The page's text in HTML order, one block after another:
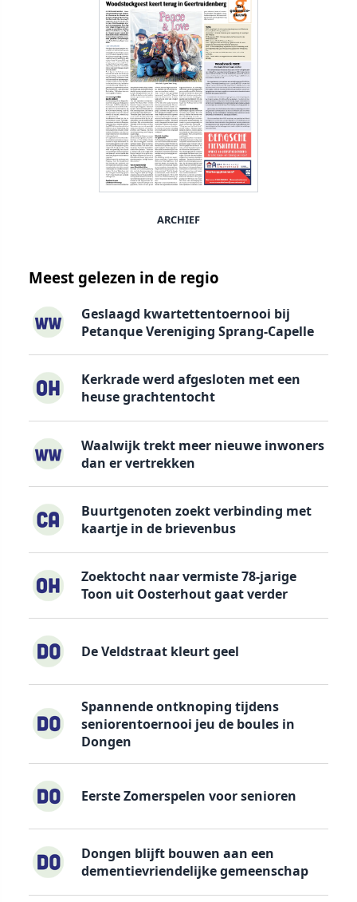
ARCHIEF
Meest gelezen in de regio
Geslaagd kwartettentoernooi bij
Petanque Vereniging Sprang-Capelle
Kerkrade werd afgesloten met een
heuse grachtentocht
Waalwijk trekt meer nieuwe inwoners
dan er vertrekken
Buurtgenoten zoekt verbinding met
kaartje in de brievenbus
Zoektocht naar vermiste 78-jarige
Toon uit Oosterhout gaat verder
De Veldstraat kleurt geel
Spannende ontknoping tijdens
seniorentoernooi jeu de boules in
Dongen
Eerste Zomerspelen voor senioren
Dongen blijft bouwen aan een
dementievriendelijke gemeenschap